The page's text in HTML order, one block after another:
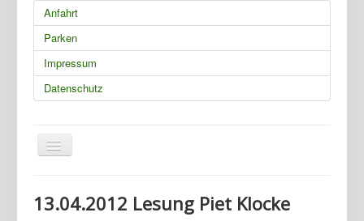
Anfahrt
Parken
Impressum
Datenschutz
Navigation
an/aus
Geschichte
13.04.2012 Lesung Piet Klocke